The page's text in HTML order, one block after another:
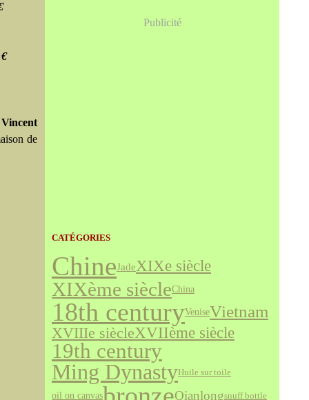
de
Publicité
CATÉGORIES
ChineJadeXIXe siècle
XIXème siècleChina
18th centuryVeniseVietnam
XVIIIe siècleXVIIème siècle
19th century
Ming DynastyHuile sur toile
oil on canvas Qianlongsnuff bottle